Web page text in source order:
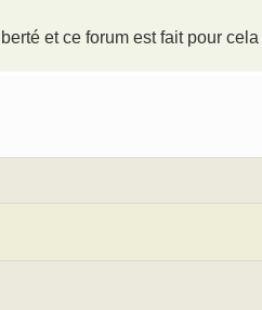
et ce forum est fait pour cela